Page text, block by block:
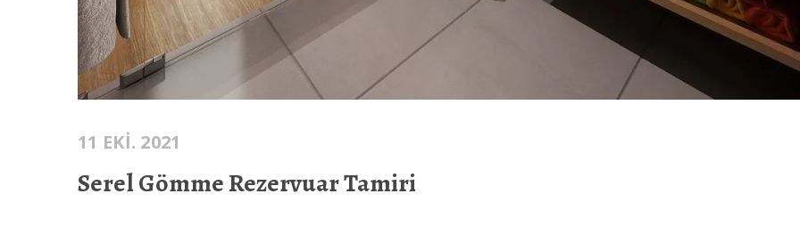
11 EKI. 2021
Serel Gömme Rezervuar Tamiri